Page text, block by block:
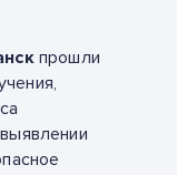
прошли